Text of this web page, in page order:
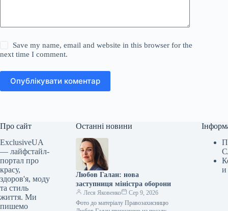
Save my name, email and website in this browser for the
next time I comment.
Опублікувати коментар
Про сайт
ExclusiveUA
— лайфстайл-
портал про
красу,
здоров'я, моду
та стиль
життя. Ми
пишемо
Останні новини
Любов Галан: нова
заступниця міністра оборони
Леся Яковенко
Сер 9, 2026
Фото до матеріалу Правозахисницю
и